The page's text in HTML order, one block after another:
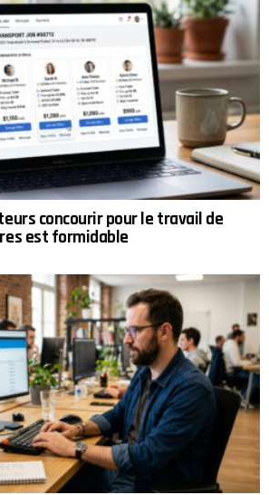
concourir pour le travail de
est formidable